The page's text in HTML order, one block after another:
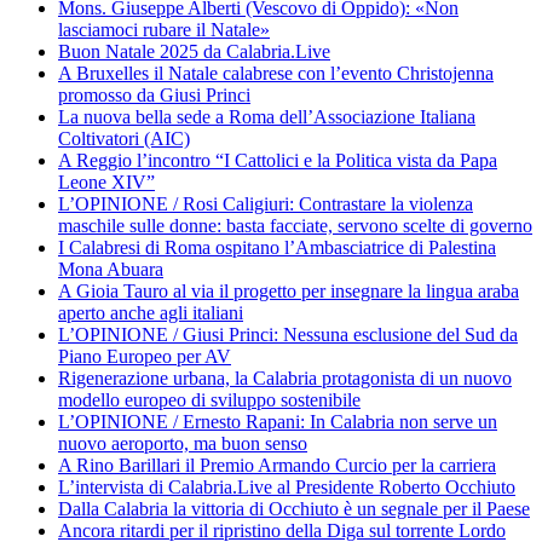
Mons. Giuseppe Alberti (Vescovo di Oppido): «Non
lasciamoci rubare il Natale»
Buon Natale 2025 da Calabria.Live
A Bruxelles il Natale calabrese con l’evento Christojenna
promosso da Giusi Princi
La nuova bella sede a Roma dell’Associazione Italiana
Coltivatori (AIC)
A Reggio l’incontro “I Cattolici e la Politica vista da Papa
Leone XIV”
L’OPINIONE / Rosi Caligiuri: Contrastare la violenza
maschile sulle donne: basta facciate, servono scelte di governo
I Calabresi di Roma ospitano l’Ambasciatrice di Palestina
Mona Abuara
A Gioia Tauro al via il progetto per insegnare la lingua araba
aperto anche agli italiani
L’OPINIONE / Giusi Princi: Nessuna esclusione del Sud da
Piano Europeo per AV
Rigenerazione urbana, la Calabria protagonista di un nuovo
modello europeo di sviluppo sostenibile
L’OPINIONE / Ernesto Rapani: In Calabria non serve un
nuovo aeroporto, ma buon senso
A Rino Barillari il Premio Armando Curcio per la carriera
L’intervista di Calabria.Live al Presidente Roberto Occhiuto
Dalla Calabria la vittoria di Occhiuto è un segnale per il Paese
Ancora ritardi per il ripristino della Diga sul torrente Lordo